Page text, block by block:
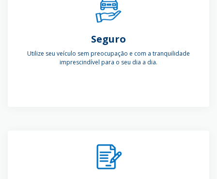
Seguro
Utilize seu veículo sem preocupação e com a tranquilidade
imprescindível para o seu dia a dia.